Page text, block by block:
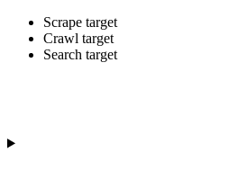
Scrape target
Crawl target
Search target